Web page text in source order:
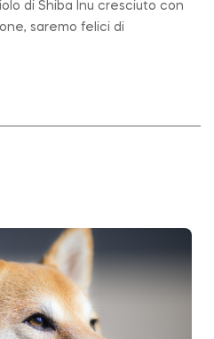
di Shiba Inu cresciuto con
saremo felici di